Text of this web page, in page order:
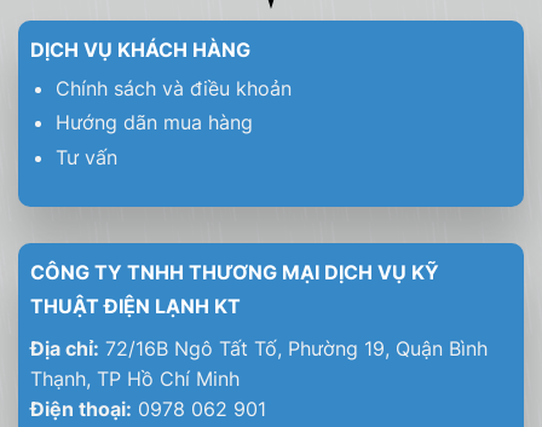
DỊCH VỤ KHÁCH HÀNG
Chính sách và điều khoản
Hướng dãn mua hàng
Tư vấn
CÔNG TY TNHH THƯƠNG MẠI DỊCH VỤ KỸ
THUẬT ĐIỆN LẠNH KT
Địa chỉ: 72/16B Ngô Tất Tố, Phường 19, Quận Bình
Thạnh, TP Hồ Chí Minh
Điện thoại: 0978 062 901